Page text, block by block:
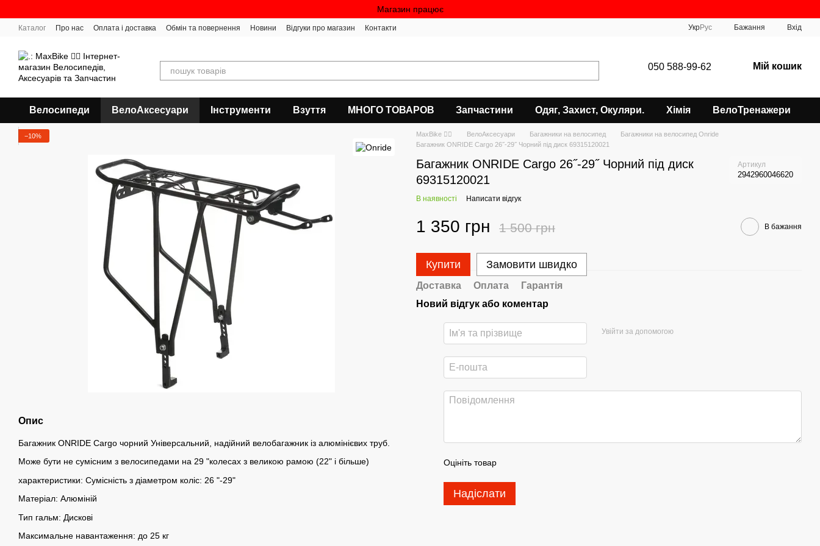
Магазин працює
Каталог Про нас Оплата і доставка Обмін та повернення Новини Відгуки про магазин Контакти УкрРус Бажання Вхід
050 588-99-62 Мій кошик
Велосипеди ВелоАксесуари Інструменти Взуття МНОГО ТОВАРОВ Запчастини Одяг, Захист, Окуляри. Хімія ВелоТренажери
−10%
Опис
Багажник ONRIDE Cargo чорний Універсальний, надійний велобагажник із алюмінієвих труб.
Може бути не сумісним з велосипедами на 29 "колесах з великою рамою (22" і більше)
характеристики: Сумісність з діаметром коліс: 26 "-29"
Матеріал: Алюміній
Тип гальм: Дискові
Максимальне навантаження: до 25 кг
MaxBike 🚴‍♀ ВелоАксесуари Багажники на велосипед
Багажники на велосипед Onride
Багажник ONRIDE Cargo 26˝-29˝ Чорний під диск 69315120021
Багажник ONRIDE Cargo 26˝-29˝ Чорний під диск
69315120021
Артикул
2942960046620
В наявності Написати відгук
1 350 грн 1 500 грн В бажання
Купити Замовити швидко
Доставка Оплата
Гарантія
Новий відгук або коментар
Увійти за допомогою
Оцініть товар
Надіслати